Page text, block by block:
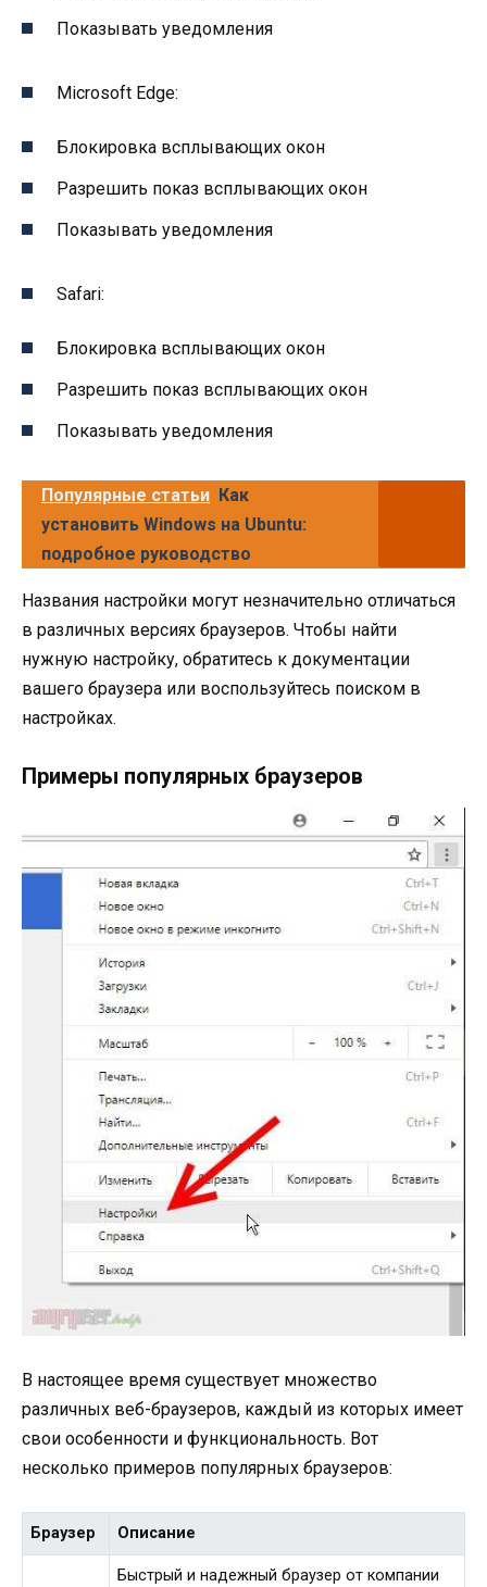
Показывать уведомления
Microsoft Edge:
Блокировка всплывающих окон
Разрешить показ всплывающих окон
Показывать уведомления
Safari:
Блокировка всплывающих окон
Разрешить показ всплывающих окон
Показывать уведомления
Популярные статьи Как
установить Windows на Ubuntu:
подробное руководство
Названия настройки могут незначительно отличаться
в различных версиях браузеров. Чтобы найти
нужную настройку, обратитесь к документации
вашего браузера или воспользуйтесь поиском в
настройках.
Примеры популярных браузеров
В настоящее время существует множество
различных веб-браузеров, каждый из которых имеет
свои особенности и функциональность. Вот
несколько примеров популярных браузеров:
Браузер Описание
Быстрый и надежный браузер от компании